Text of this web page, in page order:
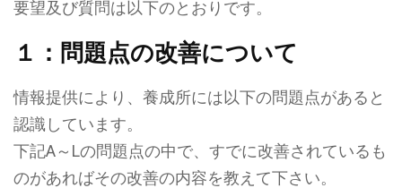
要望及び質問は以下のとおりです。
１：問題点の改善について
情報提供により、養成所には以下の問題点があると
認識しています。
下記A～Lの問題点の中で、すでに改善されているも
のがあればその改善の内容を教えて下さい。